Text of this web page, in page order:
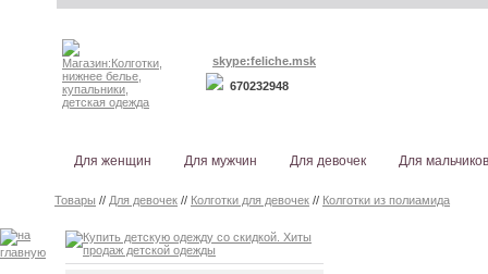
skype:feliche.msk
670232948
Для женщин Для мужчин Для девочек Для мальчиков
Товары // Для девочек // Колготки для девочек // Колготки из полиамида